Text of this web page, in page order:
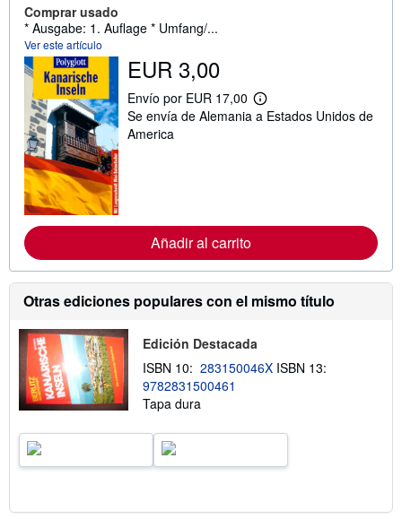
Comprar usado
* Ausgabe: 1. Auflage * Umfang/...
Ver este artículo
EUR 3,00
Envío por EUR 17,00
M
á
a
o
a
a
Se envía de Alemania a Estados Unidos de
America
Añadir al carrito
Otras ediciones populares con el mismo título
Edición Destacada
ISBN 10: 283150046X ISBN 13:
9782831500461
Tapa dura